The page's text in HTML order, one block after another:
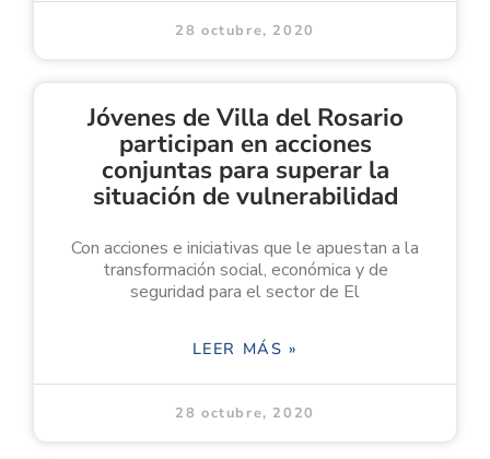
28 octubre, 2020
Jóvenes de Villa del Rosario
participan en acciones
conjuntas para superar la
situación de vulnerabilidad
Con acciones e iniciativas que le apuestan a la
transformación social, económica y de
seguridad para el sector de El
LEER MÁS »
28 octubre, 2020